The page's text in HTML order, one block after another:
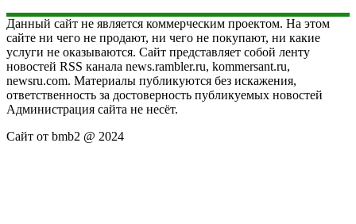
Данный сайт не является коммерческим проектом. На этом
сайте ни чего не продают, ни чего не покупают, ни какие
услуги не оказываются. Сайт представляет собой ленту
новостей RSS канала news.rambler.ru, kommersant.ru,
newsru.com. Материалы публикуются без искажения,
ответственность за достоверность публикуемых новостей
Администрация сайта не несёт.
Сайт от bmb2 @ 2024